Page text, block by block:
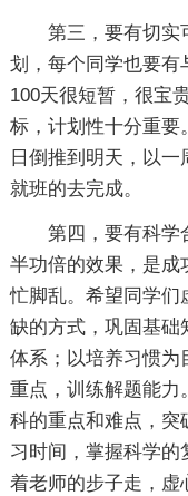
第三，要有切实
划，每个同学也要有
100天很短暂，很宝
标，计划性十分重要
日倒推到明天，以
就班的去完成。
第四，要有科学
半功倍的效果，是成
忙脚乱。希望同学们
缺的方式，巩固基础
体系；以培养习惯为
重点，训练解题能力
科的重点和难点，突
习时间，掌握科学的
着老师的步子走，虚